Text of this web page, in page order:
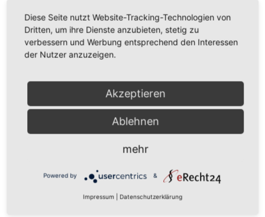
Kante gegenüber US-Regierung“
19. März 2026
„Innovation sozial denken“
Diese Seite nutzt Website-Tracking-Technologien von
Dritten, um ihre Dienste anzubieten, stetig zu
verbessern und Werbung entsprechend den Interessen
der Nutzer anzuzeigen.
Akzeptieren
Ablehnen
mehr
Powered by &
Impressum Datenschutzerklärung